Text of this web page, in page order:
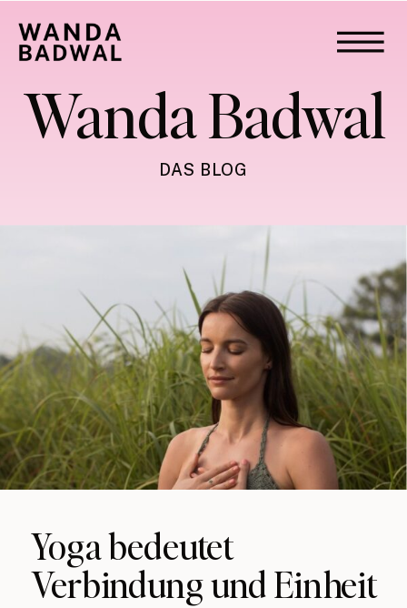
Wanda Badwal
DAS BLOG
Yoga bedeutet
Verbindung und Einheit